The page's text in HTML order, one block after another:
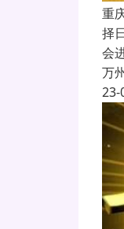
重
择
会
万
23-